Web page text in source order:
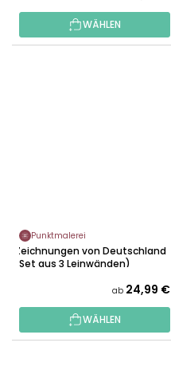
WÄHLEN
Punktmalerei
Zeichnungen von Deutschland
(Set aus 3 Leinwänden)
ab 24,99 €
WÄHLEN